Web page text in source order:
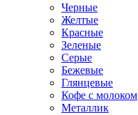
Черные
Желтые
Красные
Зеленые
Серые
Бежевые
Глянцевые
Кофе с молоком
Металлик